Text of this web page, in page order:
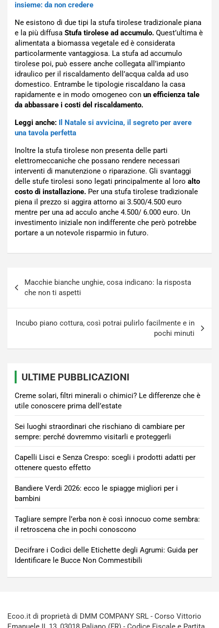
insieme: da non credere
Ne esistono di due tipi la stufa tirolese tradizionale piana
e la più diffusa Stufa tirolese ad accumulo. Quest’ultima è
alimentata a biomassa vegetale ed è considerata
particolarmente vantaggiosa. La stufa ad accumulo
tirolese poi, può essere anche collegata all’impianto
idraulico per il riscaldamento dell’acqua calda ad uso
domestico. Entrambe le tipologie riscaldano la casa
rapidamente e in modo omogeneo con un efficienza tale
da abbassare i costi del riscaldamento.
Leggi anche:
Il Natale si avvicina, il segreto per avere
una tavola perfetta
Inoltre la stufa tirolese non presenta delle parti
elettromeccaniche che possano rendere necessari
interventi di manutenzione o riparazione. Gli svantaggi
delle stufe tirolesi sono legati principalmente al loro alto
costo di installazione. Per una stufa tirolese tradizionale
piena il prezzo si aggira attorno ai 3.500/4.500 euro
mentre per una ad acculo anche 4.500/ 6.000 euro. Un
investimento iniziale non indifferente che però potrebbe
portare a un notevole risparmio in futuro.
articoli
Macchie bianche unghie, cosa indicano: la risposta
che non ti aspetti
Incubo piano cottura, così potrai pulirlo facilmente e in
pochi minuti
ULTIME PUBBLICAZIONI
Creme solari, filtri minerali o chimici? Le differenze che è
utile conoscere prima dell’estate
Sei luoghi straordinari che rischiano di cambiare per
sempre: perché dovremmo visitarli e proteggerli
Capelli Lisci e Senza Crespo: scegli i prodotti adatti per
ottenere questo effetto
Bandiere Verdi 2026: ecco le spiagge migliori per i
bambini
Tagliare sempre l’erba non è così innocuo come sembra:
il retroscena che in pochi conoscono
Decifrare i Codici delle Etichette degli Agrumi: Guida per
Identificare le Bucce Non Commestibili
Ecoo.it di proprietà di DMM COMPANY SRL - Corso Vittorio